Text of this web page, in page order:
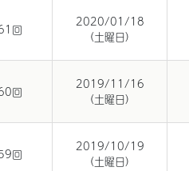
回
2020/01/18
(土曜日)
回
2019/11/16
(土曜日)
回
2019/10/19
(土曜日)